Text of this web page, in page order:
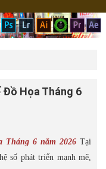
Đồ Họa Tháng 6
Tháng 6 năm 2026 Tại
số phát triển mạnh mẽ,